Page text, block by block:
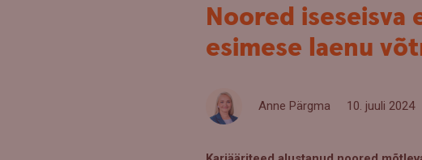
Noored iseseisva
esimese laenu
Anne Pärgma 10. juuli 2024